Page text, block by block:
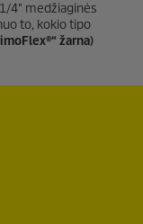
4" medžiaginės
to, kokio tipo
®“ žarna)